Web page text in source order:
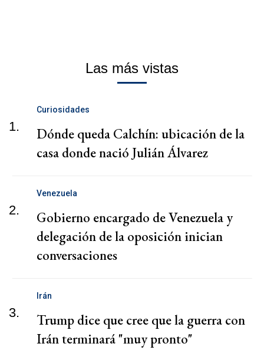
Las más vistas
1.
Curiosidades
Dónde queda Calchín: ubicación de la
casa donde nació Julián Álvarez
2.
Venezuela
Gobierno encargado de Venezuela y
delegación de la oposición inician
conversaciones
3.
Irán
Trump dice que cree que la guerra con
Irán terminará "muy pronto"